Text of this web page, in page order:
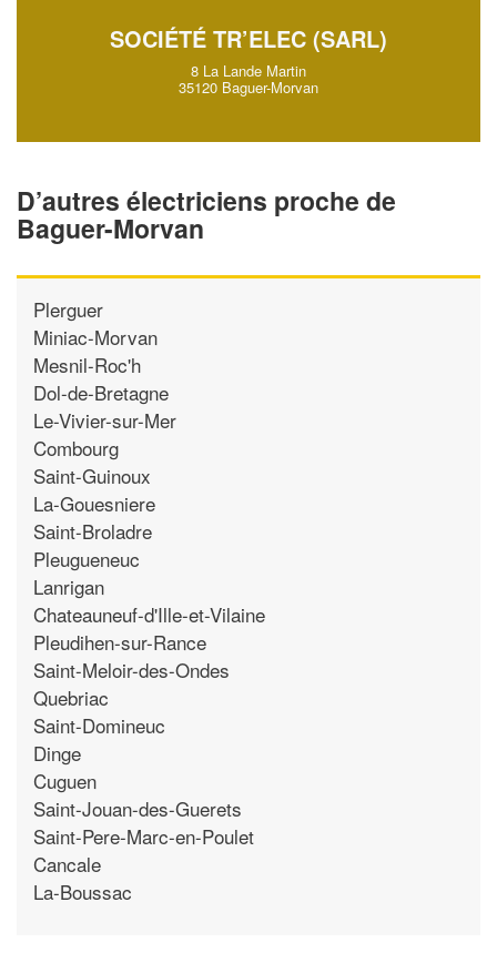
SOCIÉTÉ TR’ELEC (SARL)
8 La Lande Martin
35120 Baguer-Morvan
D’autres électriciens proche de
Baguer-Morvan
Plerguer
Miniac-Morvan
Mesnil-Roc'h
Dol-de-Bretagne
Le-Vivier-sur-Mer
Combourg
Saint-Guinoux
La-Gouesniere
Saint-Broladre
Pleugueneuc
Lanrigan
Chateauneuf-d'Ille-et-Vilaine
Pleudihen-sur-Rance
Saint-Meloir-des-Ondes
Quebriac
Saint-Domineuc
Dinge
Cuguen
Saint-Jouan-des-Guerets
Saint-Pere-Marc-en-Poulet
Cancale
La-Boussac